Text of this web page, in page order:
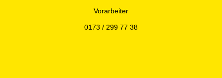
Vorarbeiter
0173 / 299 77 38